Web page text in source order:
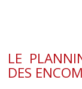
LE
DES